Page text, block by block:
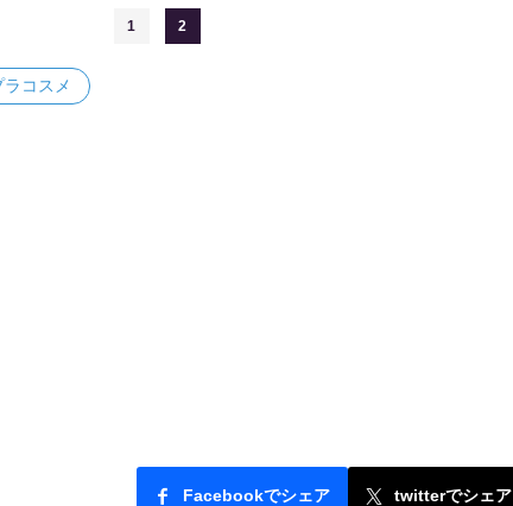
1 2
コスメ
Facebookでシェア twitterでシェア